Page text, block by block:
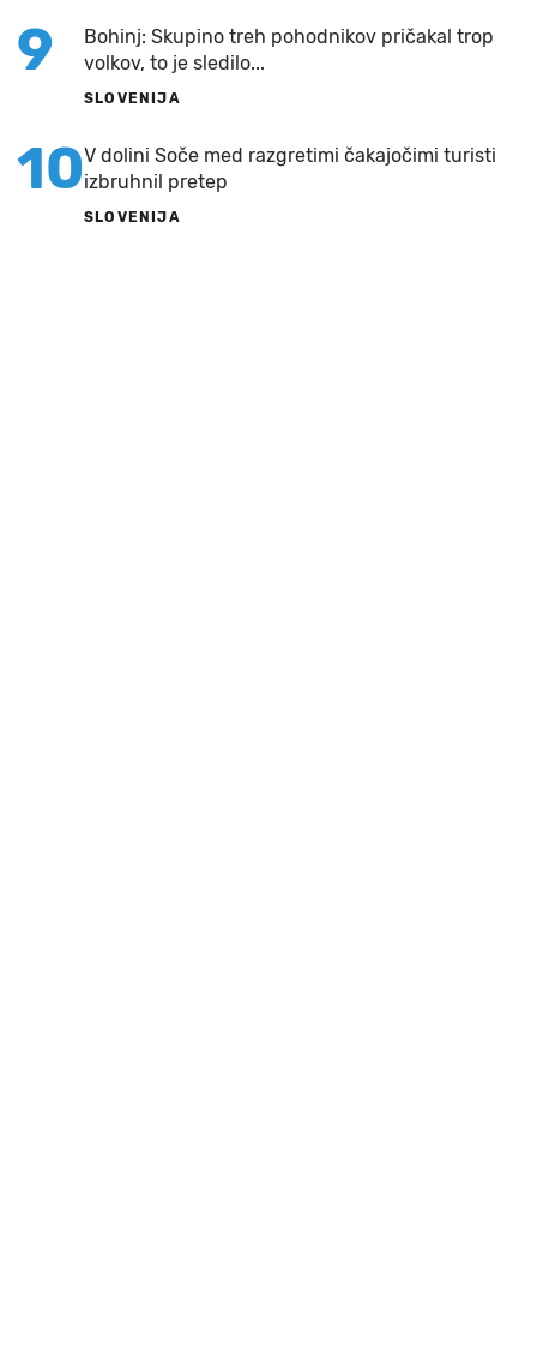
9
Bohinj: Skupino treh pohodnikov pričakal trop
volkov, to je sledilo...
SLOVENIJA
10V dolini Soče med razgretimi čakajočimi turisti
izbruhnil pretep
SLOVENIJA